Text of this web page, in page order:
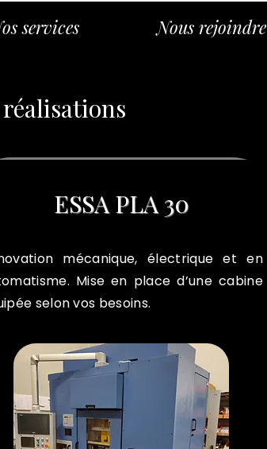
services Nous rejoindre
ESSA PLA 30
mécanique, électrique et en
Mise en place d’une cabine
selon vos besoins.